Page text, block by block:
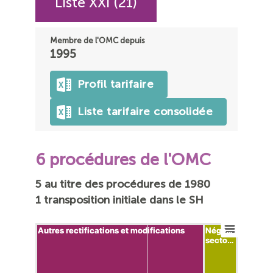
Membre de l'OMC depuis
1995
Profil tarifaire
Liste tarifaire consolidée
6 procédures de l'OMC
5 au titre des procédures de 1980
1 transposition initiale dans le SH
Négo…
secto…
Négo…
secto…
Autres rectifications et modifications
Autres rectifications et modifications